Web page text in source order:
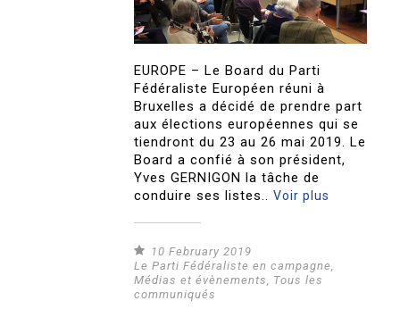
EUROPE – Le Board du Parti
Fédéraliste Européen réuni à
Bruxelles a décidé de prendre part
aux élections européennes qui se
tiendront du 23 au 26 mai 2019. Le
Board a confié à son président,
Yves GERNIGON la tâche de
conduire ses listes..Voir plus
10 February 2019
Le Parti Fédéraliste en campagne,
Médias et évènements, Tous les
communiqués